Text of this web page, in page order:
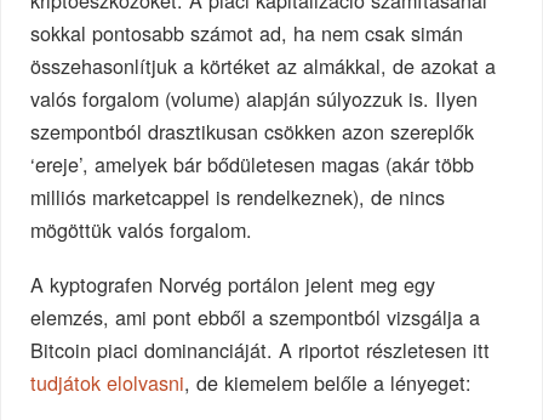
sokkal pontosabb számot ad, ha nem csak simán
összehasonlítjuk a körtéket az almákkal, de azokat a
valós forgalom (volume) alapján súlyozzuk is. Ilyen
szempontból drasztikusan csökken azon szereplők
‘ereje’, amelyek bár bődületesen magas (akár több
milliós marketcappel is rendelkeznek), de nincs
mögöttük valós forgalom.
A kyptografen Norvég portálon jelent meg egy
elemzés, ami pont ebből a szempontból vizsgálja a
Bitcoin piaci dominanciáját. A riportot részletesen itt
tudjátok elolvasni, de kiemelem belőle a lényeget: